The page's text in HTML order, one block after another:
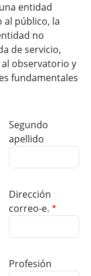
entidad
al público, la
no
de servicio,
observatorio y
fundamentales
Segundo
apellido
Dirección
correo-e.
Profesión